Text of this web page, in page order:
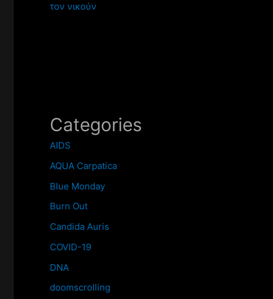
τον νικούν
Categories
AIDS
AQUA Carpatica
Blue Monday
Burn Out
Candida Auris
COVID-19
DNA
doomscrolling